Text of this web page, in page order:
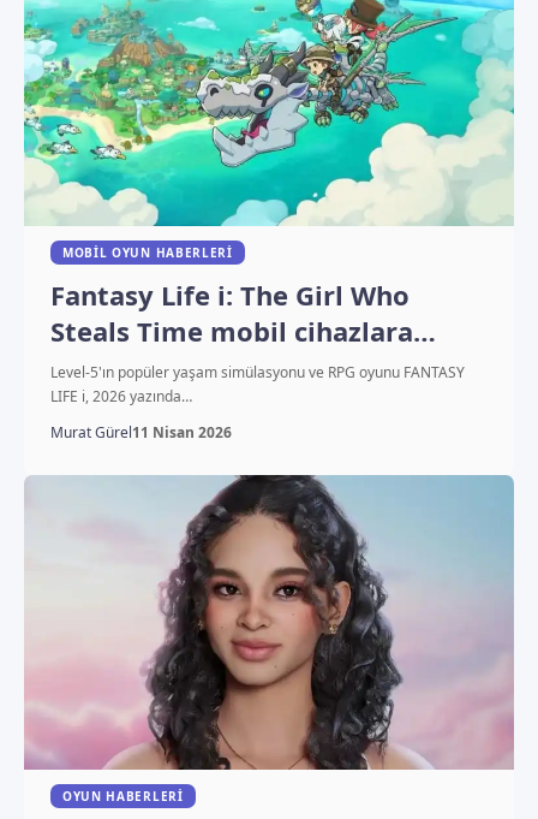
MOBIL OYUN HABERLERI
Fantasy Life i: The Girl Who
Steals Time mobil cihazlara
geliyor!
Level-5'ın popüler yaşam simülasyonu ve RPG oyunu FANTASY
LIFE i, 2026 yazında…
Murat Gürel11 Nisan 2026
OYUN HABERLERI